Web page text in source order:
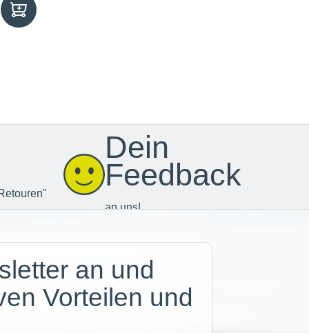
Dein
Feedback
an uns!
an und
Vorteilen und